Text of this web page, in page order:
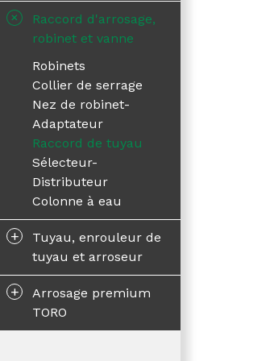
+
Raccord d'arrosage,
robinet et vanne
Robinets
Collier de serrage
Nez de robinet-
Adaptateur
Raccord de tuyau
Sélecteur-
Distributeur
Colonne à eau
+
Tuyau, enrouleur de
tuyau et arroseur
+
Arrosage premium
TORO